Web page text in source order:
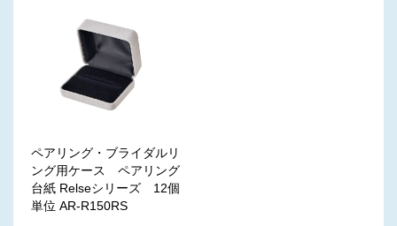
ペアリング・ブライダルリ
ング用ケース ペアリング
台紙 Relseシリーズ 12個
単位 AR-R150RS